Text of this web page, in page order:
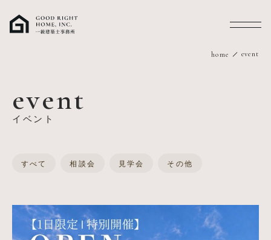
home event
event
イベント
すべて 相談会 見学会 その他